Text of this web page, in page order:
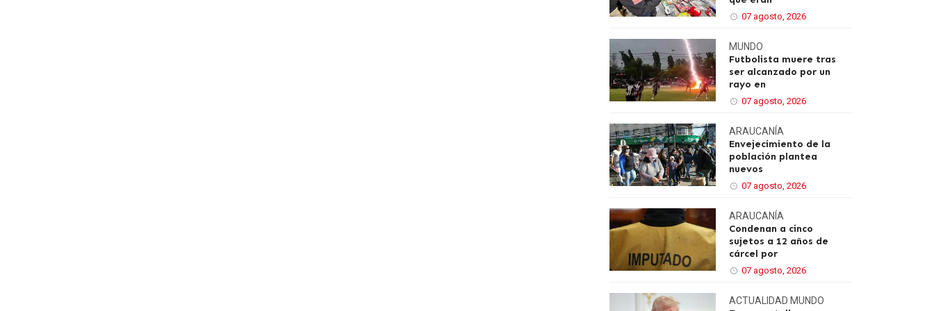
07 agosto, 2026
MUNDO
Futbolista muere tras
ser alcanzado por un
rayo en
07 agosto, 2026
ARAUCANÍA
Envejecimiento de la
población plantea
nuevos
07 agosto, 2026
ARAUCANÍA
Condenan a cinco
sujetos a 12 años de
cárcel por
07 agosto, 2026
ACTUALIDAD MUNDO